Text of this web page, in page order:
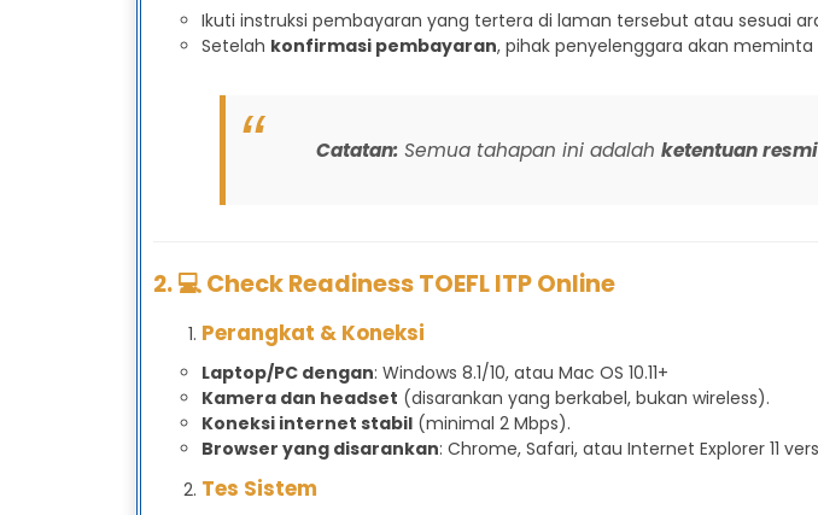
Ikuti instruksi pembayaran yang tertera di laman tersebut atau sesuai
Setelah konfirmasi pembayaran, pihak penyelenggara akan
Catatan:Semua tahapan ini adalah ketentuan resmi
2. 💻 Check Readiness TOEFL ITP Online
Perangkat & Koneksi
Laptop/PC dengan: Windows 8.1/10, atau Mac OS 10.11+
Kamera dan headset (disarankan yang berkabel, bukan wireless).
Koneksi internet stabil (minimal 2 Mbps).
Browser yang disarankan: Chrome, Safari, atau Internet Explorer 11
Tes Sistem